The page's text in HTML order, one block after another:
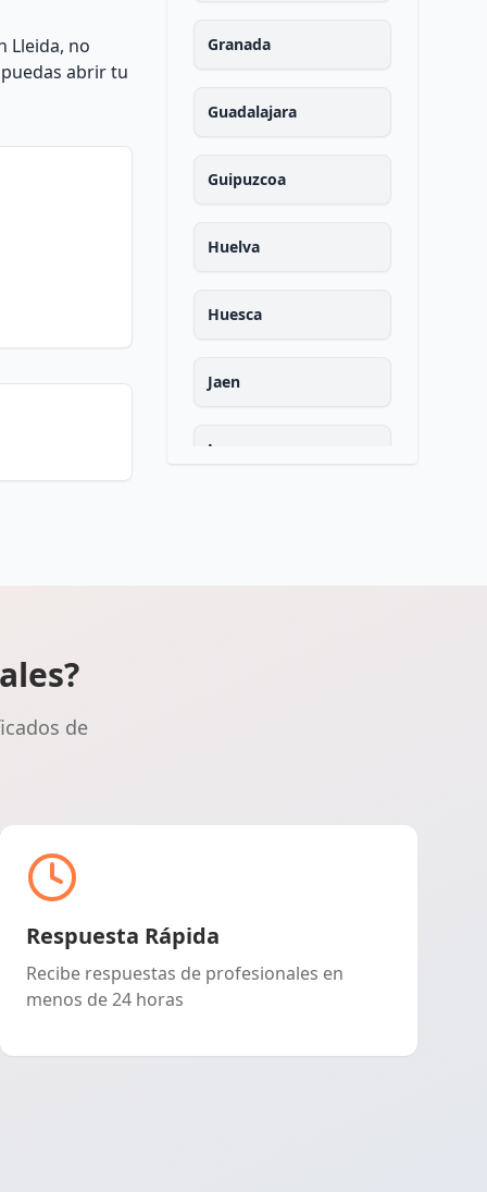
Lleida, no
abrir tu
Granada
Guadalajara
Guipuzcoa
Huelva
Huesca
Jaen
Leon
Ourense
Asturias
de
Respuesta Rápida
Recibe respuestas de profesionales en
menos de 24 horas